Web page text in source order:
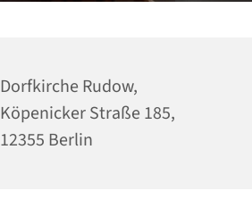
Dorfkirche Rudow,
Köpenicker Straße 185,
12355 Berlin